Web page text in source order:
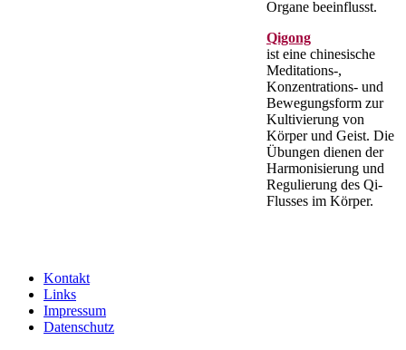
Organe beeinflusst.
Qigong
ist eine chinesische
Meditations-,
Konzentrations- und
Bewegungsform zur
Kultivierung von
Körper und Geist. Die
Übungen dienen der
Harmonisierung und
Regulierung des Qi-
Flusses im Körper.
Kontakt
Links
Impressum
Datenschutz